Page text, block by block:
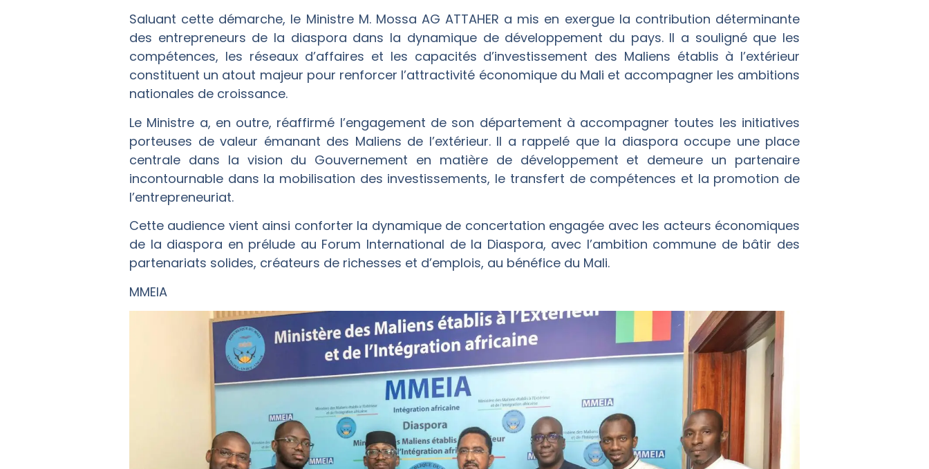
Saluant cette démarche, le Ministre M. Mossa AG ATTAHER a mis en exergue la contribution déterminante
des entrepreneurs de la diaspora dans la dynamique de développement du pays. Il a souligné que les
compétences, les réseaux d’affaires et les capacités d’investissement des Maliens établis à l’extérieur
constituent un atout majeur pour renforcer l’attractivité économique du Mali et accompagner les ambitions
nationales de croissance.
Le Ministre a, en outre, réaffirmé l’engagement de son département à accompagner toutes les initiatives
porteuses de valeur émanant des Maliens de l’extérieur. Il a rappelé que la diaspora occupe une place
centrale dans la vision du Gouvernement en matière de développement et demeure un partenaire
incontournable dans la mobilisation des investissements, le transfert de compétences et la promotion de
l’entrepreneuriat.
Cette audience vient ainsi conforter la dynamique de concertation engagée avec les acteurs économiques
de la diaspora en prélude au Forum International de la Diaspora, avec l’ambition commune de bâtir des
partenariats solides, créateurs de richesses et d’emplois, au bénéfice du Mali.
MMEIA